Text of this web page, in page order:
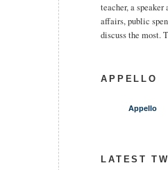
teacher, a
affairs, public
discuss the most.
APPELLO
Appello
LATEST